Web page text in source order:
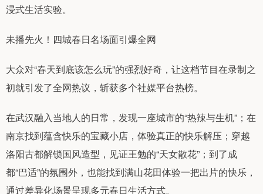
浸式生活实验。
未播先火！四城春日名场面引爆全网
大众对“春天到底该怎么玩”的强烈好奇，让这档节目在录制之
初就引发了全网热议，斩获多个社媒平台热榜。
在武汉融入当地人的日常，发现一座城市的“热辣与生机”；在
南京找到蕴含快乐的宝藏小店，体验真正的快乐解压；穿越
洛阳古都解锁国风造型，见证王勉的“天女散花”；到了成
都“巴适”的氛围外，也能找到满山花田体验一把出片的快乐，
通过差异化场景呈现多元春日生活方式。